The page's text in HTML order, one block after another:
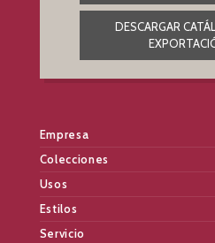
DESCARGAR
Empresa
Colecciones
Usos
Estilos
Servicio